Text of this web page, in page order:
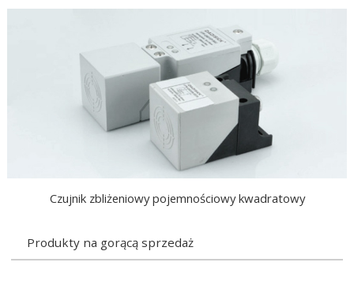
Czujnik zbliżeniowy pojemnościowy kwadratowy
Produkty na gorącą sprzedaż